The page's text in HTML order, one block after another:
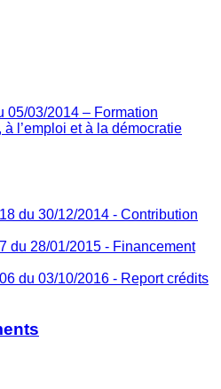
05/03/2014 – Formation
l’emploi et à la démocratie
du 30/12/2014 - Contribution
du 28/01/2015 - Financement
du 03/10/2016 - Report crédits